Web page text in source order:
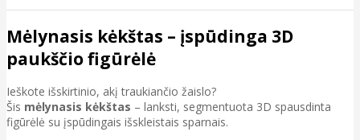
Mėlynasis kėkštas – įspūdinga 3D
paukščio figūrėlė
Ieškote išskirtinio, akį traukiančio žaislo?
Šis mėlynasis kėkštas – lanksti, segmentuota 3D spausdinta
figūrėlė su įspūdingais išskleistais sparnais.